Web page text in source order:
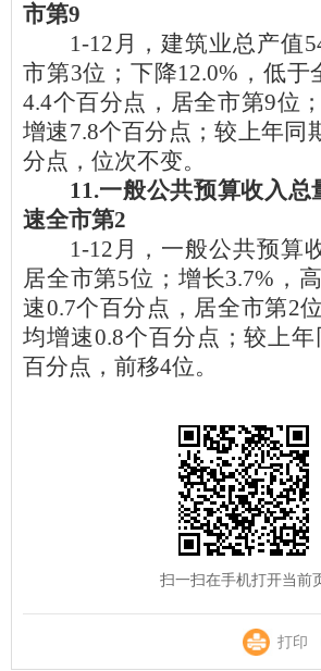
市第9
1-12月，建筑业总产值
市第3位；下降12.0%，低于
4.4个百分点，居全市第9位
增速7.8个百分点；较上年同
分点，位次不变。
11.一般公共预算收入总
速全市第2
1-12月，一般公共预算
居全市第5位；增长3.7%，
速0.7个百分点，居全市第2
均增速0.8个百分点；较上
百分点，前移4位。
扫一扫在手机打开当前
打印